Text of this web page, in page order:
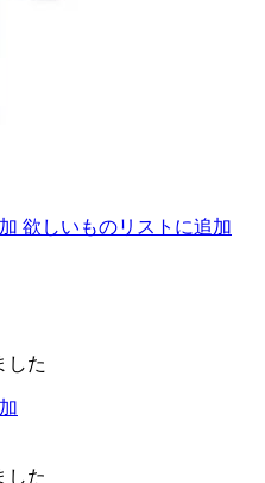
欲しいものリストに追加
した
した